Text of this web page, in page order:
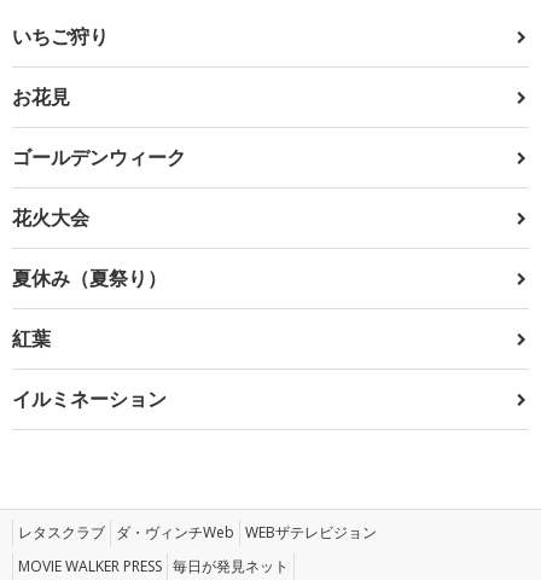
いちご狩り
お花見
ゴールデンウィーク
花火大会
夏休み（夏祭り）
紅葉
イルミネーション
レタスクラブ ダ・ヴィンチWeb WEBザテレビジョン
MOVIE WALKER PRESS 毎日が発見ネット